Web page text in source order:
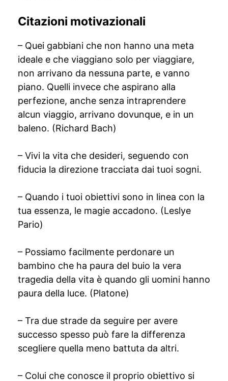
Citazioni motivazionali
– Quei gabbiani che non hanno una meta
ideale e che viaggiano solo per viaggiare,
non arrivano da nessuna parte, e vanno
piano. Quelli invece che aspirano alla
perfezione, anche senza intraprendere
alcun viaggio, arrivano dovunque, e in un
baleno. (Richard Bach)
– Vivi la vita che desideri, seguendo con
fiducia la direzione tracciata dai tuoi sogni.
– Quando i tuoi obiettivi sono in linea con la
tua essenza, le magie accadono. (Leslye
Pario)
– Possiamo facilmente perdonare un
bambino che ha paura del buio la vera
tragedia della vita è quando gli uomini hanno
paura della luce. (Platone)
– Tra due strade da seguire per avere
successo spesso può fare la differenza
scegliere quella meno battuta da altri.
– Colui che conosce il proprio obiettivo si